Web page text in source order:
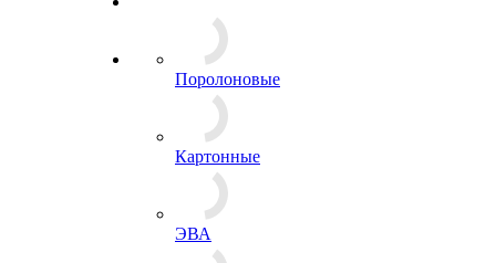
Поролоновые
Картонные
ЭВА